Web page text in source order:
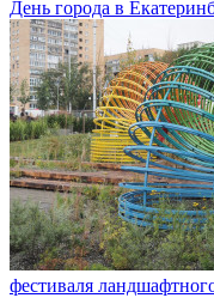
День города в
фестиваля